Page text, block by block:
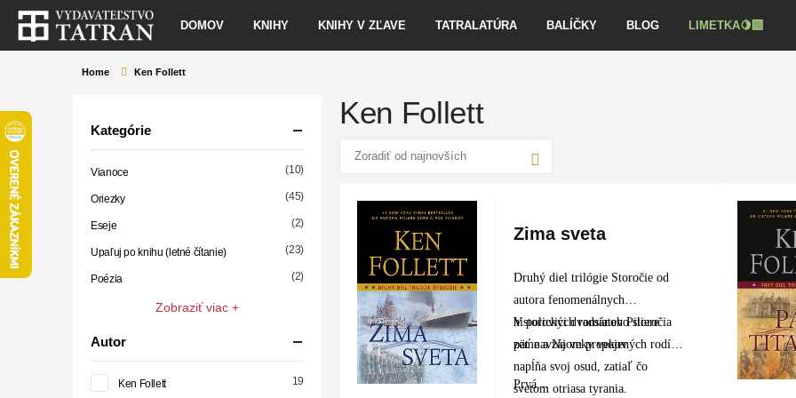
DOMOV KNIHY KNIHY V ZĽAVE TATRALATÚRA BALÍČKY BLOG LIMETKA🍋‍🟩
Home Ken Follett
Ken Follett
Zima sveta
Druhý diel trilógie Storočie od
autora fenomenálnych
historických románov Piliere
zeme a Na veky vekov.
V polovici dvadsiateho storočia
päť navzájom prepojených rodín
napĺňa svoj osud, zatiaľ čo
svetom otriasa tyrania.
Prvá…
Kategórie
Vianoce (10)
Oriezky (45)
Eseje (2)
Upaľuj po knihu (letné čítanie) (23)
Poézia (2)
Zobraziť viac +
Autor
Ken Follett 19